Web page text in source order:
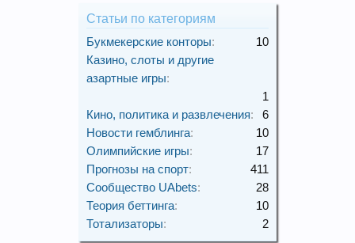
Статьи по категориям
Букмекерские конторы:
10
Казино, слоты и другие
азартные игры:
1
Кино, политика и развлечения:
6
Новости гемблинга:
10
Олимпийские игры:
17
Прогнозы на спорт:
411
Сообщество UAbets:
28
Теория беттинга:
10
Тотализаторы: 2